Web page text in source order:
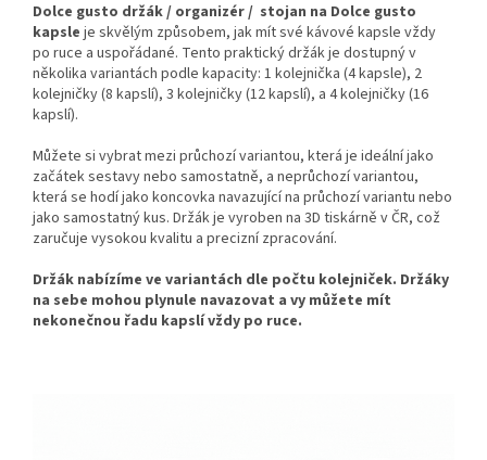
Dolce gusto držák / organizér / stojan na Dolce gusto
kapsle je skvělým způsobem, jak mít své kávové kapsle vždy
po ruce a uspořádané. Tento praktický držák je dostupný v
několika variantách podle kapacity: 1 kolejnička (4 kapsle), 2
kolejničky (8 kapslí), 3 kolejničky (12 kapslí), a 4 kolejničky (16
kapslí).
Můžete si vybrat mezi průchozí variantou, která je ideální jako
začátek sestavy nebo samostatně, a neprůchozí variantou,
která se hodí jako koncovka navazující na průchozí variantu nebo
jako samostatný kus. Držák je vyroben na 3D tiskárně v ČR, což
zaručuje vysokou kvalitu a precizní zpracování.
Držák nabízíme ve variantách dle počtu kolejniček. Držáky
na sebe mohou plynule navazovat a vy můžete mít
nekonečnou řadu kapslí vždy po ruce.